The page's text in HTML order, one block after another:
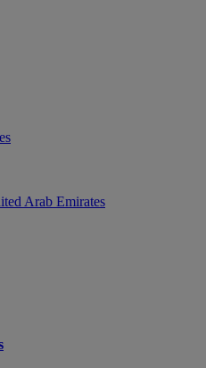
Arab Emirates